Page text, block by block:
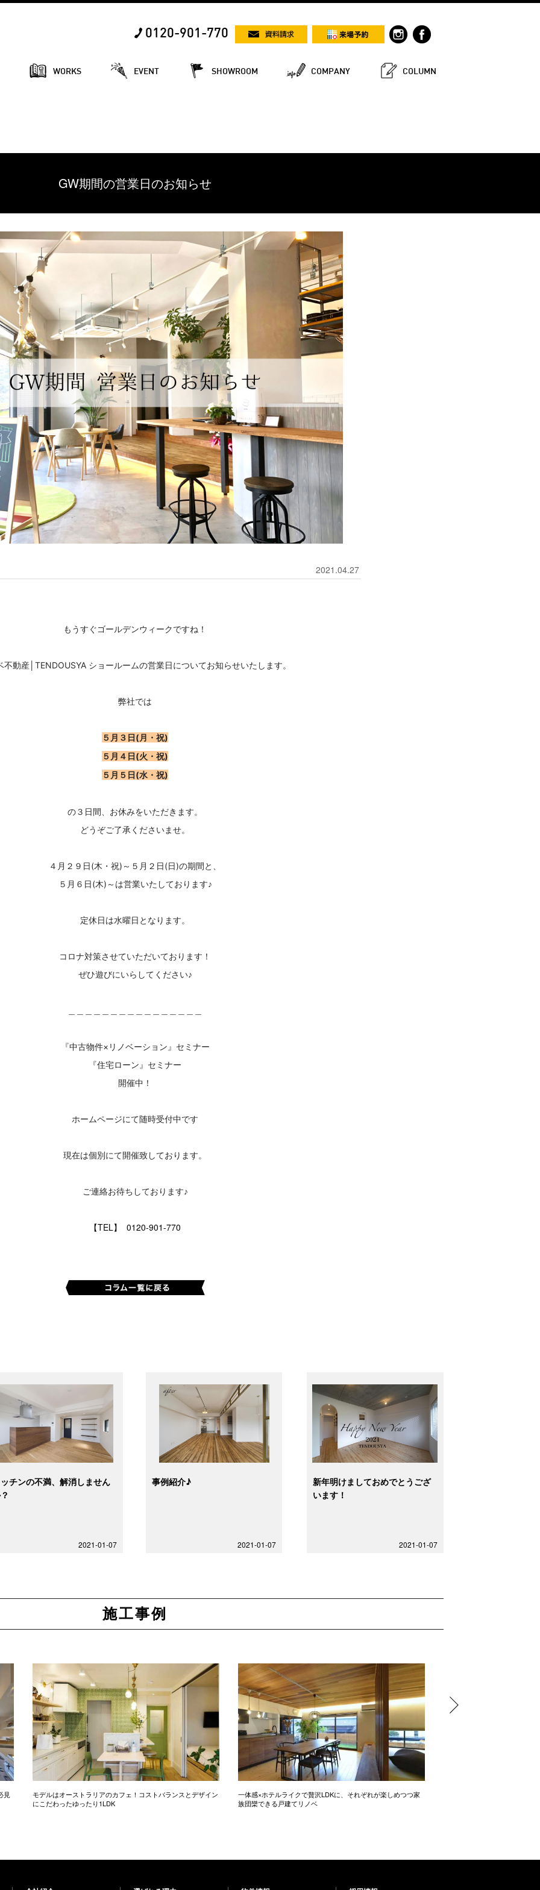
0120-901-770
WORKS EVENT SHOWROOM COMPANY COLUMN
GW期間の営業日のお知らせ
2021.04.27
もうすぐゴールデンウィークですね！
不動産│TENDOUSYA ショールームの営業日についてお知らせいたします。
弊社では
５月３日(月・祝)
５月４日(火・祝)
５月５日(水・祝)
の３日間、お休みをいただきます。
どうぞご了承くださいませ。
４月２９日(木・祝)～５月２日(日)の期間と、
５月６日(木)～は営業いたしております♪
定休日は水曜日となります。
コロナ対策させていただいております！
ぜひ遊びにいらしてください♪
『中古物件×リノベーション』セミナー
『住宅ローン』セミナー
開催中！
ホームページにて随時受付中です
現在は個別にて開催致しております。
ご連絡お待ちしております♪
【TEL】 0120-901-770
チンの不満、解消しません
2021-01-07
事例紹介♪
2021-01-07
新年明けましておめでとうござ
います！
2021-01-07
施工事例
見
モデルはオーストラリアのカフェ！コストバランスとデザイン
にこだわったゆったり1LDK
一体感×ホテルライクで贅沢LDKに、それぞれが楽しめつつ家
族団欒できる戸建てリノベ